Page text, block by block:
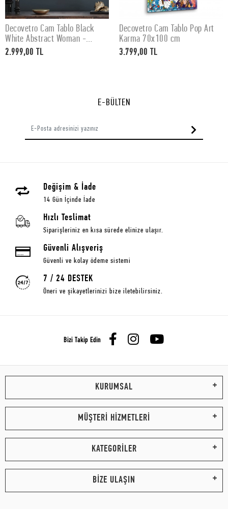
SEPETE EKLE
Decovetro Cam Tablo Black
White Abstract Woman -
50x70 cm
2.999,00 TL
SEPETE EKLE
Decovetro Cam Tablo Pop Art
Karma 70x100 cm
3.799,00 TL
E-BÜLTEN
Değişim & İade
14 Gün İçinde İade
Hızlı Teslimat
Siparişleriniz en kısa sürede elinize ulaşır.
Güvenli Alışveriş
Güvenli ve kolay ödeme sistemi
7 / 24 DESTEK
Öneri ve şikayetlerinizi bize iletebilirsiniz.
Bizi Takip Edin
KURUMSAL
MÜŞTERİ HİZMETLERİ
KATEGORİLER
BİZE ULAŞIN